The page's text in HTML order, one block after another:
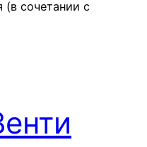
(в сочетании с